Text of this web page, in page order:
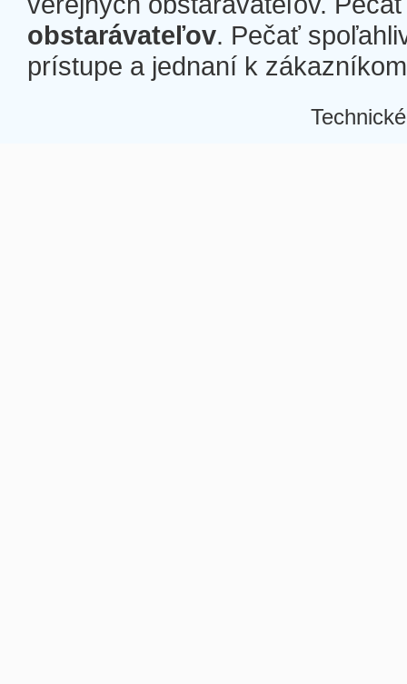
obstarávateľov. Pečať
prístupe a jednaní k